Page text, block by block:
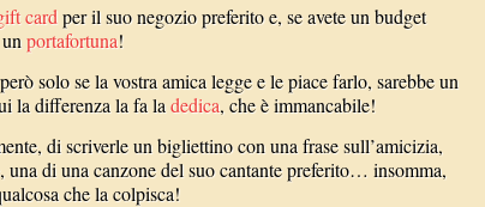
cardper il suo negozio preferito e, se avete un budget
portafortuna!
solo se la vostra amica legge e le piace farlo, sarebbe un
la differenza la fa ladedica, che è immancabile!
di scriverle un bigliettino con una frase sull’amicizia,
una di una canzone del suo cantante preferito… insomma,
che la colpisca!